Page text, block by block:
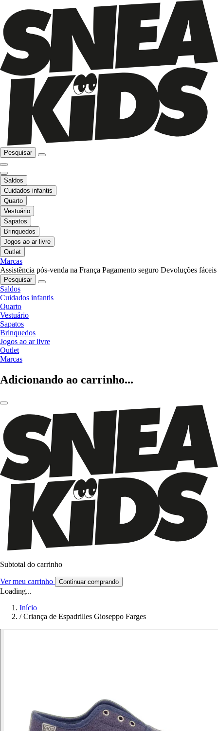
Pesquisar
Saldos
Cuidados infantis
Quarto
Vestuário
Sapatos
Brinquedos
Jogos ao ar livre
Outlet
Marcas
Assistência pós-venda na França Pagamento seguro Devoluções fáceis
Pesquisar
Saldos
Cuidados infantis
Quarto
Vestuário
Sapatos
Brinquedos
Jogos ao ar livre
Outlet
Marcas
Adicionando ao carrinho...
Subtotal do carrinho
Ver meu carrinho Continuar comprando
Loading...
Início
/ Criança de Espadrilles Gioseppo Farges